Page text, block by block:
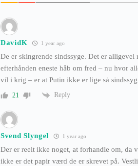
DavidK 1 year ago
De er skingrende sindssyge. Det er alligevel
efterhånden eneste håb om fred – nu hvor
vil i krig – er at Putin ikke er lige så
21 Reply
Svend Slyngel 1 year ago
Der er reelt ikke noget, at forhandle om, da
ikke er det papir værd de er skrevet på.